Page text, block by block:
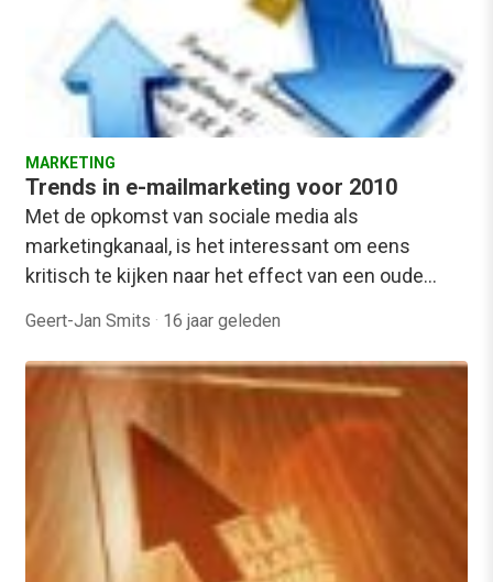
MARKETING
Trends in e-mailmarketing voor 2010
Met de opkomst van sociale media als
marketingkanaal, is het interessant om eens
kritisch te kijken naar het effect van een oude…
Geert-Jan Smits · 16 jaar geleden